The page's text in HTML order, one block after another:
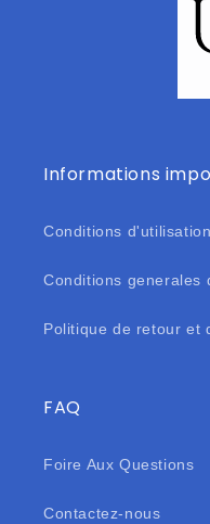
Informations
Conditions d'utilisation
Conditions generales
Politique de retour et
FAQ
Foire Aux Questions
Contactez-nous